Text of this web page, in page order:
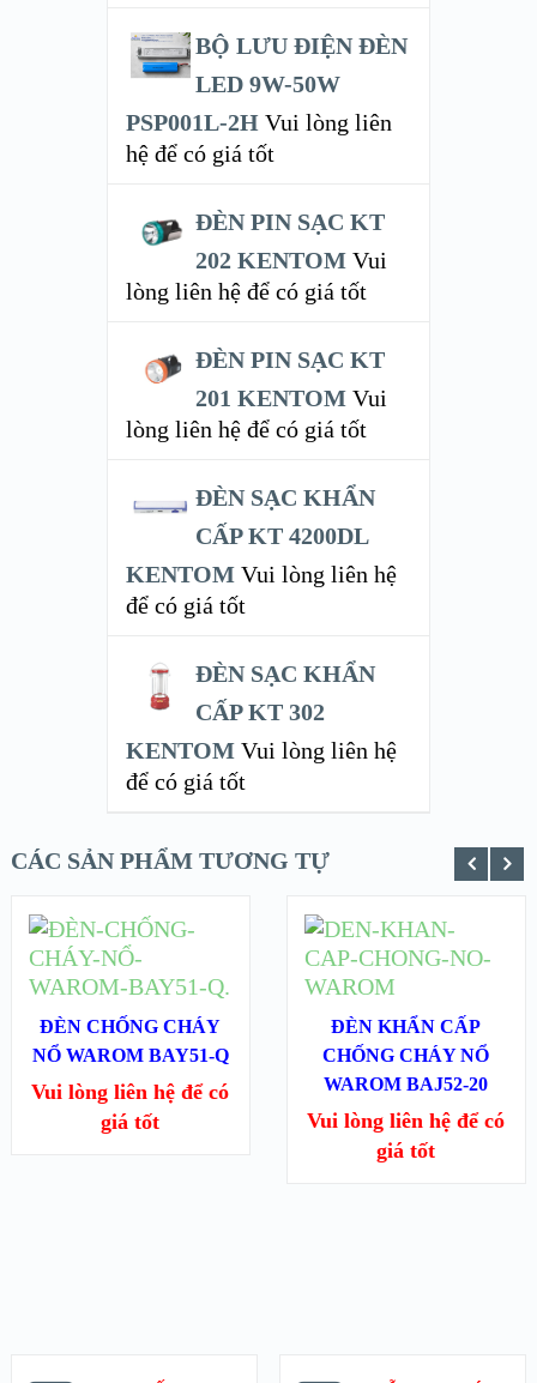
BỘ LƯU ĐIỆN ĐÈN
LED 9W-50W
PSP001L-2H Vui lòng liên
hệ để có giá tốt
ĐÈN PIN SẠC KT
202 KENTOM Vui
lòng liên hệ để có giá tốt
ĐÈN PIN SẠC KT
201 KENTOM Vui
lòng liên hệ để có giá tốt
ĐÈN SẠC KHẨN
CẤP KT 4200DL
KENTOM Vui lòng liên hệ
để có giá tốt
ĐÈN SẠC KHẨN
CẤP KT 302
KENTOM Vui lòng liên hệ
để có giá tốt
CÁC SẢN PHẨM TƯƠNG TỰ
XEM NHANH
XEM CHI TIẾT
ĐỌC TIẾP
ĐÈN CHỐNG CHÁY
NỔ WAROM BAY51-Q
Vui lòng liên hệ để có
giá tốt
XEM NHANH
XEM CHI TIẾT
ĐỌC TIẾP
ĐÈN KHẨN CẤP
CHỐNG CHÁY NỔ
WAROM BAJ52-20
Vui lòng liên hệ để có
giá tốt